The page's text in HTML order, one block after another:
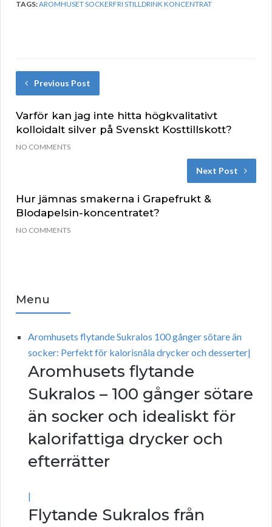
TAGS:AROMHUSET SOCKERFRI STILLDRINK KONCENTRAT
Previous Post
Varför kan jag inte hitta högkvalitativt
kolloidalt silver på Svenskt Kosttillskott?
NO COMMENTS
Next Post
Hur jämnas smakerna i Grapefrukt &
Blodapelsin-koncentratet?
NO COMMENTS
Menu
Aromhusets flytande Sukralos 100 gånger sötare än
socker: Perfekt för kalorisnåla drycker och desserter|
Aromhusets flytande
Sukralos – 100 gånger sötare
än socker och idealiskt för
kalorifattiga drycker och
efterrätter
|
Flytande Sukralos från